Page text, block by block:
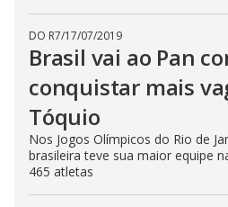
DO R7/17/07/2019
Brasil vai ao Pan
conquistar mais
Tóquio
Nos Jogos Olímpicos do Rio de
brasileira teve sua maior equipe
465 atletas